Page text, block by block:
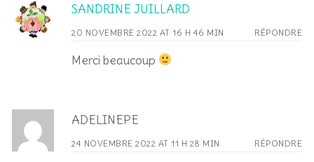
SANDRINE JUILLARD
20 NOVEMBRE 2022 AT 16 H 46 MIN RÉPONDRE
Merci beaucoup
ADELINEPE
24 NOVEMBRE 2022 AT 11 H 28 MIN RÉPONDRE